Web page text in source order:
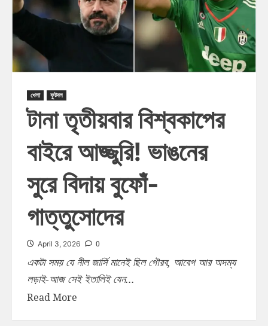
খেলা ফুটবল
টানা তৃতীয়বার বিশ্বকাপের
বাইরে আজ্জুরি! ভাঙনের
সুরে বিদায় বুফোঁ-
গাত্তুসোদের
April 3, 2026 0
একটা সময় যে নীল জার্সি মানেই ছিল গৌরব, আবেগ আর অদম্য
লড়াই-আজ সেই ইতালিই যেন...
Read More